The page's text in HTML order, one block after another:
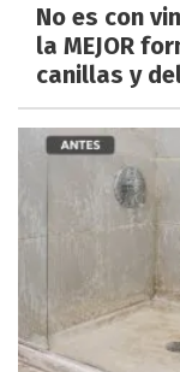
No es con
la MEJOR
canillas y